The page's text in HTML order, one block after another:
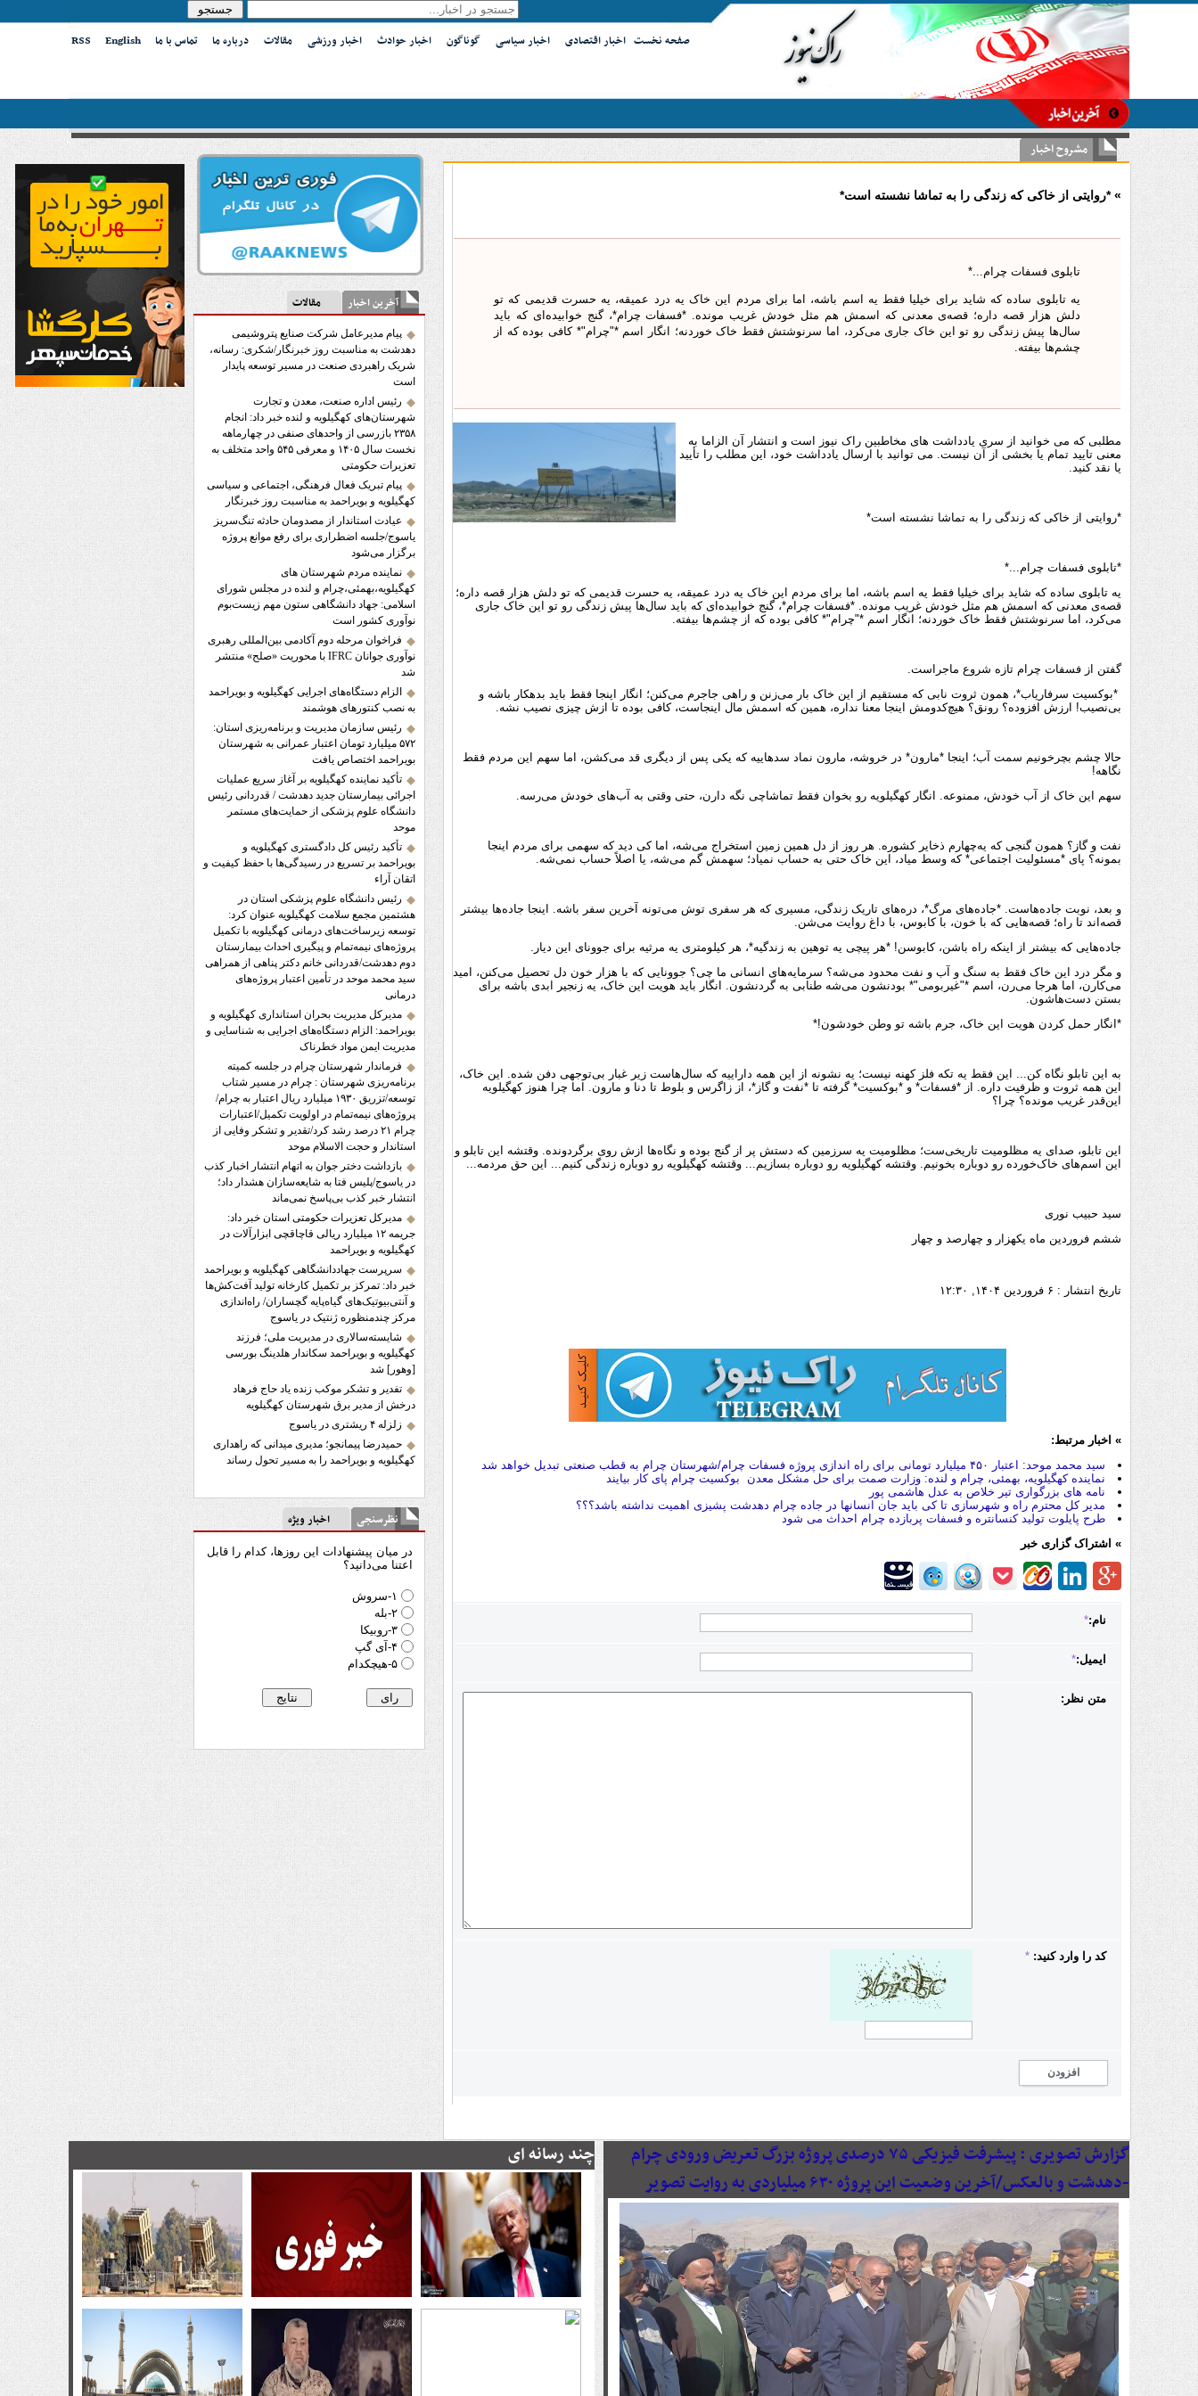
صفحه نخست اخبار اقتصادی اخبار سیاسی گوناگون اخبار حوادث اخبار ورزشی مقالات درباره ما تماس با ما English
RSS
-
مشروح اخبار
» *روایتی از خاکی که زندگی را به تماشا نشسته است*
تابلوی فسفات چرام...*
یه تابلوی ساده که شاید برای خیلیا فقط یه اسم باشه، اما برای مردم این خاک یه درد عمیقه، یه حسرت قدیمی که تو
دلش هزار قصه داره؛ قصه‌ی معدنی که اسمش هم مثل خودش غریب مونده. *فسفات چرام*، گنج خوابیده‌ای که باید
سال‌ها پیش زندگی رو تو این خاک جاری می‌کرد، اما سرنوشتش فقط خاک خوردنه؛ انگار اسم *"چرام"* کافی بوده که از
چشم‌ها بیفته.
مطلبی که می خوانید از سری یادداشت های مخاطبین راک نیوز است و انتشار آن الزاما به
معنی تایید تمام یا بخشی از آن نیست. می توانید با ارسال یادداشت خود، این مطلب را تأیید
یا نقد کنید.
*روایتی از خاکی که زندگی را به تماشا نشسته است*
*تابلوی فسفات چرام...*
یه تابلوی ساده که شاید برای خیلیا فقط یه اسم باشه، اما برای مردم این خاک یه درد عمیقه، یه حسرت قدیمی که تو دلش هزار قصه داره؛
قصه‌ی معدنی که اسمش هم مثل خودش غریب مونده. *فسفات چرام*، گنج خوابیده‌ای که باید سال‌ها پیش زندگی رو تو این خاک جاری
می‌کرد، اما سرنوشتش فقط خاک خوردنه؛ انگار اسم *"چرام"* کافی بوده که از چشم‌ها بیفته.
گفتن از فسفات چرام تازه شروع ماجراست.
*بوکسیت سرفاریاب*، همون ثروت نابی که مستقیم از این خاک بار می‌زنن و راهی جاجرم می‌کنن؛ انگار اینجا فقط باید بدهکار باشه و
بی‌نصیب! ارزش افزوده؟ رونق؟ هیچ‌کدومش اینجا معنا نداره، همین که اسمش مال اینجاست، کافی بوده تا ازش چیزی نصیب نشه.
حالا چشم بچرخونیم سمت آب؛ اینجا *مارون* در خروشه، مارون نماد سدهاییه که یکی پس از دیگری قد می‌کشن، اما سهم این مردم فقط
نگاهه!
سهم این خاک از آب خودش، ممنوعه. انگار کهگیلویه رو بخوان فقط تماشاچی نگه دارن، حتی وقتی به آب‌های خودش می‌رسه.
نفت و گاز؟ همون گنجی که یه‌چهارم ذخایر کشوره. هر روز از دل همین زمین استخراج می‌شه، اما کی دید که سهمی برای مردم اینجا
بمونه؟ پای *مسئولیت اجتماعی* که وسط میاد، این خاک حتی به حساب نمیاد؛ سهمش گم می‌شه، یا اصلاً حساب نمی‌شه.
و بعد، نوبت جاده‌هاست. *جاده‌های مرگ*، دره‌های تاریک زندگی، مسیری که هر سفری توش می‌تونه آخرین سفر باشه. اینجا جاده‌ها بیشتر
قصه‌اند تا راه؛ قصه‌هایی که با خون، با کابوس، با داغ روایت می‌شن.
جاده‌هایی که بیشتر از اینکه راه باشن، کابوسن! *هر پیچی یه توهین به زندگیه*، هر کیلومتری یه مرثیه برای جوونای این دیار.
و مگر درد این خاک فقط به سنگ و آب و نفت محدود می‌شه؟ سرمایه‌های انسانی ما چی؟ جوونایی که با هزار خون دل تحصیل می‌کنن، امید
می‌کارن، اما هرجا می‌رن، اسم *"غیربومی"* بودنشون می‌شه طنابی به گردنشون. انگار باید هویت این خاک، یه زنجیر ابدی باشه برای
بستن دست‌هاشون.
*انگار حمل کردن هویت این خاک، جرم باشه تو وطن خودشون!*
به این تابلو نگاه کن... این فقط یه تکه فلز کهنه نیست؛ یه نشونه از این همه داراییه که سال‌هاست زیر غبار بی‌توجهی دفن شده. این خاک،
این همه ثروت و ظرفیت داره. از *فسفات* و *بوکسیت* گرفته تا *نفت و گاز*، از زاگرس و بلوط تا دنا و مارون. اما چرا هنوز کهگیلویه
این‌قدر غریب مونده؟ چرا؟
این تابلو، صدای یه مظلومیت تاریخی‌ست؛ مظلومیت یه سرزمین که دستش پر از گنج بوده و نگاه‌ها ازش روی برگردونده. وقتشه این تابلو و
این اسم‌های خاک‌خورده رو دوباره بخونیم. وقتشه کهگیلویه رو دوباره بسازیم... وقتشه کهگیلویه رو دوباره زندگی کنیم... این حق مردمه...
سید حبیب نوری
ششم فروردین ماه یکهزار و چهارصد و چهار
تاریخ انتشار : ۶ فروردین ۱۴۰۴, ۱۲:۳۰
» اخبار مرتبط:
سید محمد موحد: اعتبار ۴۵۰ میلیارد تومانی برای راه اندازی پروژه فسفات چرام/شهرستان چرام به قطب صنعتی تبدیل خواهد شد
نماینده کهگیلویه، بهمئی، چرام و لنده: وزارت صمت برای حل مشکل معدن بوکسیت چرام پای کار بیایند
نامه های بزرگواری تیر خلاص به عدل هاشمی پور
مدیر کل محترم راه و شهرسازی تا کی باید جان انسانها در جاده چرام دهدشت پشیزی اهمیت نداشته باشد؟؟؟
طرح پایلوت تولید کنسانتره و فسفات پربازده چرام احداث می شود
» اشتراک گزاری خبر
نام:*
ایمیل:*
متن نظر:
کد را وارد کنید: *
افزودن
آخرین اخبار مقالات
پیام مدیرعامل شرکت صنایع پتروشیمی
دهدشت به مناسبت روز خبرنگار/شکری: رسانه،
شریک راهبردی صنعت در مسیر توسعه پایدار
است
رئیس اداره صنعت، معدن و تجارت
شهرستان‌های کهگیلویه و لنده خبر داد: انجام
۲۳۵۸ بازرسی از واحدهای صنفی در چهارماهه
نخست سال ۱۴۰۵ و معرفی ۵۴۵ واحد متخلف به
تعزیرات حکومتی
پیام تبریک فعال فرهنگی، اجتماعی و سیاسی
کهگیلویه و بویراحمد به مناسبت روز خبرنگار
عیادت استاندار از مصدومان حادثه تنگ‌سریز
یاسوج/جلسه اضطراری برای رفع موانع پروژه
برگزار می‌شود
نماینده‌ مردم شهرستان های
کهگیلویه،بهمئی،چرام و لنده در مجلس شورای
اسلامی: جهاد دانشگاهی ستون مهم زیست‌بوم
نوآوری کشور است
فراخوان مرحله دوم آکادمی بین‌المللی رهبری
نوآوری جوانان IFRC با محوریت «صلح» منتشر
شد
الزام دستگاه‌های اجرایی کهگیلویه و بویراحمد
به نصب کنتورهای هوشمند
رئیس سازمان مدیریت و برنامه‌ریزی استان:
۵۷۲ میلیارد تومان اعتبار عمرانی به شهرستان
بویراحمد اختصاص یافت
تأکید نماینده کهگیلویه بر آغاز سریع عملیات
اجرائی بیمارستان جدید دهدشت / قدردانی رئیس
دانشگاه علوم پزشکی از حمایت‌های مستمر
موحد
تأکید رئیس کل دادگستری کهگیلویه و
بویراحمد بر تسریع در رسیدگی‌ها با حفظ کیفیت و
اتقان آراء
رئیس دانشگاه علوم پزشکی استان در
هشتمین مجمع سلامت کهگیلویه عنوان کرد:
توسعه زیرساخت‌های درمانی کهگیلویه با تکمیل
پروژه‌های نیمه‌تمام و پیگیری احداث بیمارستان
دوم دهدشت/قدردانی خانم دکتر پناهی از همراهی
سید محمد موحد در تأمین اعتبار پروژه‌های
درمانی
مدیرکل مدیریت بحران استانداری کهگیلویه و
بویراحمد: الزام دستگاه‌های اجرایی به شناسایی و
مدیریت ایمن مواد خطرناک
فرماندار شهرستان چرام در جلسه کمیته
برنامه‌ریزی شهرستان : چرام در مسیر شتاب
توسعه/تزریق ۱۹۳۰ میلیارد ریال اعتبار به چرام/
پروژه‌های نیمه‌تمام در اولویت تکمیل/اعتبارات
چرام ۲۱ درصد رشد کرد/تقدیر و تشکر وفایی از
استاندار و حجت الاسلام موحد
بازداشت دختر جوان به اتهام انتشار اخبار کذب
در یاسوج/پلیس فتا به شایعه‌سازان هشدار داد؛
انتشار خبر کذب بی‌پاسخ نمی‌ماند
مدیرکل تعزیرات حکومتی استان خبر داد:
جریمه ۱۲ میلیارد ریالی قاچاقچی ابزارآلات در
کهگیلویه و بویراحمد
سرپرست جهاددانشگاهی کهگیلویه و بویراحمد
خبر داد: تمرکز بر تکمیل کارخانه تولید آفت‌کش‌ها
و آنتی‌بیوتیک‌های گیاه‌پایه گچساران/ راه‌اندازی
مرکز چندمنظوره ژنتیک در یاسوج
شایسته‌سالاری در مدیریت ملی؛ فرزند
کهگیلویه و بویراحمد سکاندار هلدینگ بورسی
[وهور] شد
تفدیر و تشکر موکب زنده یاد حاج فرهاد
درخش از مدیر برق شهرستان کهگیلویه
زلزله ۴ ریشتری در یاسوج
حمیدرضا پیمانجو؛ مدیری میدانی که راهداری
کهگیلویه و بویراحمد را به مسیر تحول رساند
نظرسنجی اخبار ویژه
در میان پیشنهادات این روزها، کدام را قابل
اعتنا می‌دانید؟
۱-سروش
۲-بله
۳-روبیکا
۴-آی گپ
۵-هیچکدام
گزارش تصویری :
پیشرفت فیزیکی ۷۵ درصدی پروژه بزرگ تعریض ورودی چرام
-دهدشت و بالعکس/آخرین وضعیت این پروژه ۶۳۰ میلیاردی به روایت تصویر
چند رسانه ای